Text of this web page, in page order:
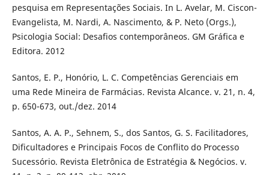
pesquisa em Representações Sociais. In L. Avelar, M. Ciscon-
Evangelista, M. Nardi, A. Nascimento, & P. Neto (Orgs.),
Psicologia Social: Desafios contemporâneos. GM Gráfica e
Editora. 2012
Santos, E. P., Honório, L. C. Competências Gerenciais em
uma Rede Mineira de Farmácias. Revista Alcance. v. 21, n. 4,
p. 650-673, out./dez. 2014
Santos, A. A. P., Sehnem, S., dos Santos, G. S. Facilitadores,
Dificultadores e Principais Focos de Conflito do Processo
Sucessório. Revista Eletrônica de Estratégia & Negócios. v.